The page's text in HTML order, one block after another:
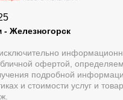
Железногорск
офертой,
подробной
и стоимости услуг и